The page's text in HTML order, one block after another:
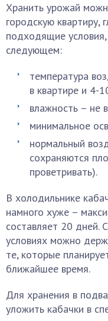
Хранить урожай
городскую квартиру,
подходящие
следующем:
температура
в квартире и 4-
влажность – не
минимальное
нормальный
сохраняются
проветривать).
В холодильнике
намного хуже –
составляет 20 дней.
условиях можно
те, которые
ближайшее время.
Для хранения в
уложить кабачки в